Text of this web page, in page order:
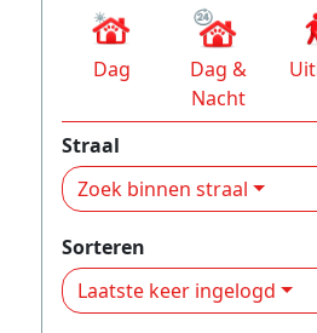
Dag
Dag &
Nacht
Straal
Zoek binnen straal
Sorteren
Laatste keer ingelogd